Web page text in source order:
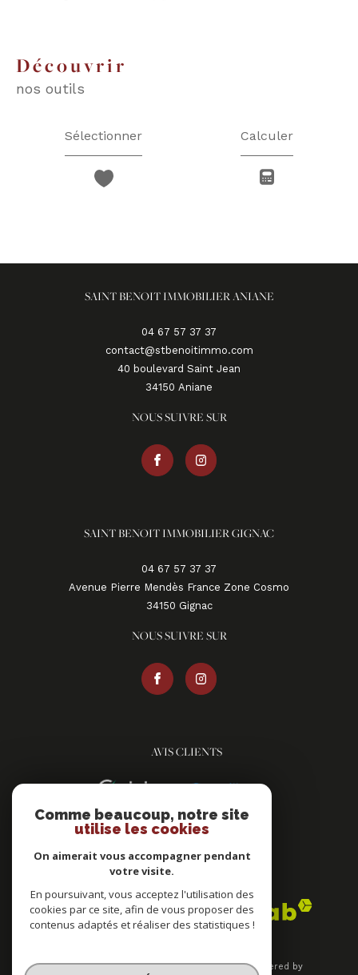
découvrir
nos outils
Sélectionner Calculer
SAINT BENOIT IMMOBILIER ANIANE
04 67 57 37 37
contact@stbenoitimmo.com
40 boulevard Saint Jean
34150
aniane
NOUS SUIVRE SUR
SAINT BENOIT IMMOBILIER GIGNAC
04 67 57 37 37
Avenue Pierre Mendès France Zone Cosmo
34150
gignac
NOUS SUIVRE SUR
AVIS CLIENTS
ADHÉRENTS
© 2026 | Tous droits réservés | Traduction powered by
Comme beaucoup, notre site
utilise les cookies
On aimerait vous accompagner pendant
votre visite.
En poursuivant, vous acceptez l'utilisation des
cookies par ce site, afin de vous proposer des
contenus adaptés et réaliser des statistiques !